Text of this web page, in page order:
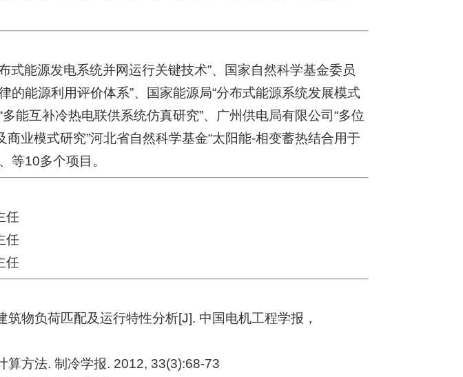
式能源发电系统并网运行关键技术”、国家自然科学基金委员
的能源利用评价体系”、国家能源局“分布式能源系统发展模式
多能互补冷热电联供系统仿真研究”、广州供电局有限公司“多位
商业模式研究”河北省自然科学基金“太阳能-相变蓄热结合用于
等10多个项目。
任
任
任
筑物负荷匹配及运行特性分析[J]. 中国电机工程学报，
算方法. 制冷学报. 2012, 33(3):68-73